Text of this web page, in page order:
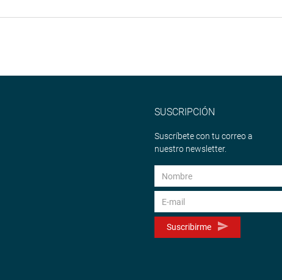
SUSCRIPCIÓN
Suscríbete con tu correo a
nuestro newsletter.
Suscribirme